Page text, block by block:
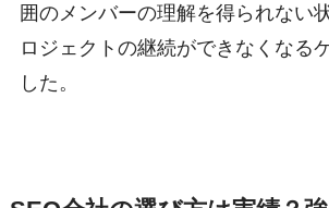
囲のメンバーの理解を得られない
ロジェクトの継続ができなくなる
した。